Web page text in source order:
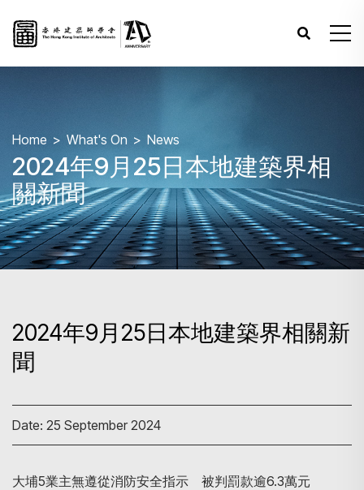
Home What's On News
2024年9月25日本地建築界相
關新聞
2024年9月25日本地建築界相關新
聞
Date: 25 September 2024
大埔5業主無遵從消防安全指示 被判罰款逾6.3萬元